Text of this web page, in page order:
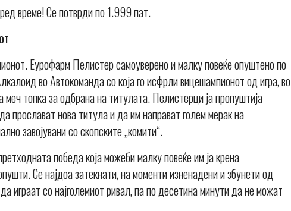
време! Се потврди по 1.999 пат.
Еурофарм Пелистер самоуверено и малку повеќе опуштено по
во Автокоманда со која го исфрли вицешампионот од игра, во
меч топка за одбрана на титулата. Пелистерци ја пропуштија
прослават нова титула и да им направат голем мерак на
завојувани со скопските „комити“.
победа која можеби малку повеќе им ја крена
Се најдоа затекнати, на моменти изненадени и збунети од
играат со најголемиот ривал, па по десетина минути да не можат